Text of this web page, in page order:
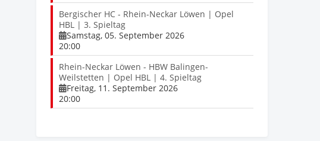
Bergischer HC - Rhein-Neckar Löwen | Opel
HBL | 3. Spieltag
Samstag, 05. September 2026
20:00
Rhein-Neckar Löwen - HBW Balingen-
Weilstetten | Opel HBL | 4. Spieltag
Freitag, 11. September 2026
20:00